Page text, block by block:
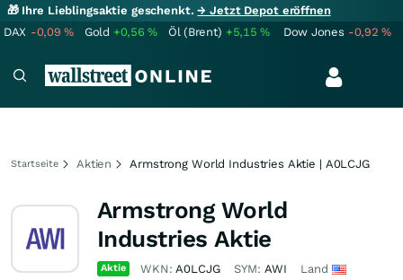
🎁 Ihre Lieblingsaktie geschenkt.→ Jetzt Depot eröffnen
DAX -0,09% Gold +0,56% Öl (Brent) +5,15% Dow Jones -0,92%
Startseite Aktien Armstrong World Industries Aktie | A0LCJG
Armstrong World
Industries Aktie
Aktie WKN:A0LCJG SYM: AWI Land